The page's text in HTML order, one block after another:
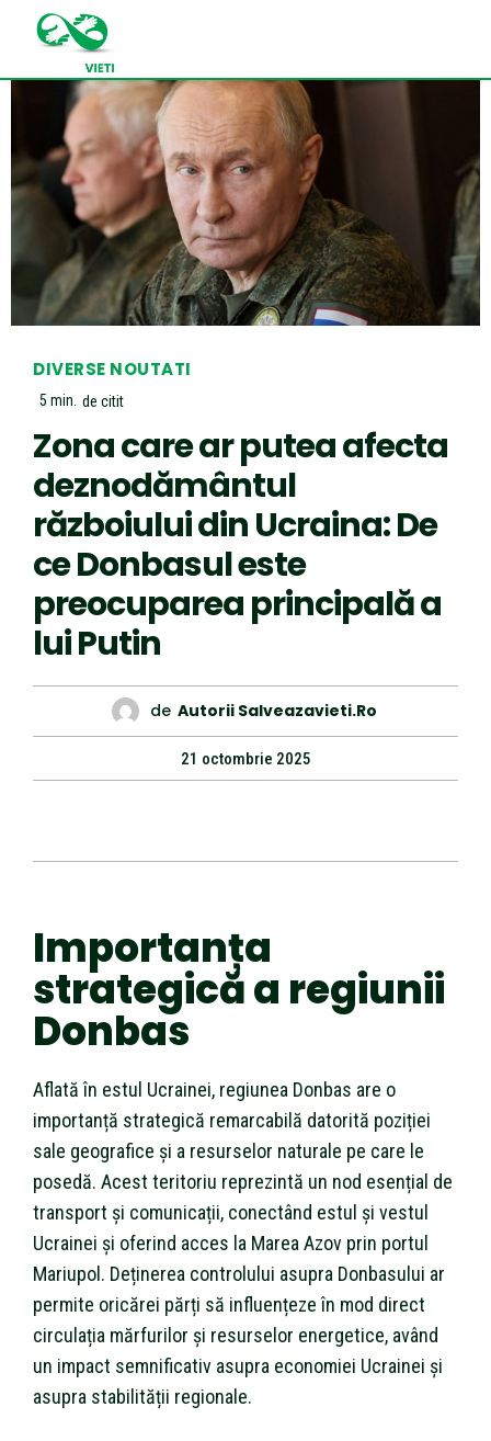
DIVERSE NOUTATI
5 min. de citit
Zona care ar putea afecta
deznodământul
războiului din Ucraina: De
ce Donbasul este
preocuparea principală a
lui Putin
de Autorii Salveazavieti.ro
21 octombrie 2025
Importanța
strategică a regiunii
Donbas
Aflată în estul Ucrainei, regiunea Donbas are o
importanță strategică remarcabilă datorită poziției
sale geografice și a resurselor naturale pe care le
posedă. Acest teritoriu reprezintă un nod esențial de
transport și comunicații, conectând estul și vestul
Ucrainei și oferind acces la Marea Azov prin portul
Mariupol. Deținerea controlului asupra Donbasului ar
permite oricărei părți să influențeze în mod direct
circulația mărfurilor și resurselor energetice, având
un impact semnificativ asupra economiei Ucrainei și
asupra stabilității regionale.